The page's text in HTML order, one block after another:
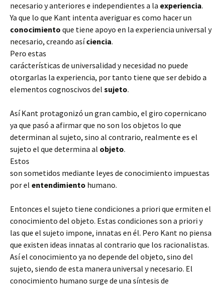
necesario y anteriores e independientes a la experiencia.
Ya que lo que Kant intenta averiguar es como hacer un
conocimiento que tiene apoyo en la experiencia universal y
necesario, creando asíciencia.
Pero estas
carácterísticas de universalidad y necesidad no puede
otorgarlas la experiencia, por tanto tiene que ser debido a
elementos cognoscivos del sujeto.
Así Kant protagonizó un gran cambio, el giro copernicano
ya que pasó a afirmar que no son los objetos lo que
determinan al sujeto, sino al contrario, realmente es el
sujeto el que determina al objeto.
Estos
son sometidos mediante leyes de conocimiento impuestas
por el entendimiento humano.
Entonces el sujeto tiene condiciones a priori que ermiten el
conocimiento del objeto. Estas condiciones son a priori y
las que el sujeto impone, innatas en él. Pero Kant no piensa
que existen ideas innatas al contrario que los racionalistas.
Así el conocimiento ya no depende del objeto, sino del
sujeto, siendo de esta manera universal y necesario. El
conocimiento humano surge de una síntesis de